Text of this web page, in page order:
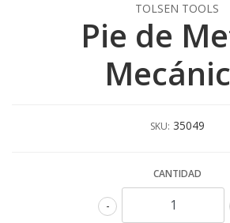
TOLSEN TOOLS
Pie de
SKU: 35049
CANTIDAD
-